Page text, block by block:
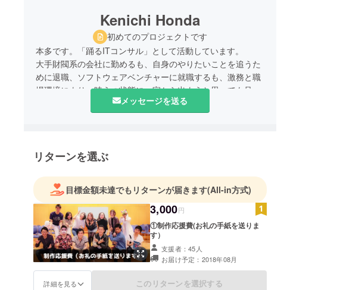
Kenichi Honda
初めてのプロジェクトです
本多です。「踊るITコンサル」として活動しています。
大手財閥系の会社に勤めるも、自身のやりたいことを追うた
めに退職、ソフトウェアベンチャーに就職するも、激務と職
場環境により一時うつ状態に。家から出ようと思っても足が
出ることを拒否する。職場に行けばヒステリーの毎日。地獄
の半年間でした。
という新たな分野のコンサルティングという仕事を見出し、
ず、自らの事業として展開していこうと思っています。
こんな私ですが、IT屋さんであると同時にダンサーでもあり
ます。
大学の時に初めてダンスに出会って以降、20代はダンス一色
の生活をしていました。最初は本当に下手で、なんどもやめ
ようと思いましたが、そのたびに奮起して頑張り、今では振
り付けやインストラクターをするまでに。
メッセージを送る
リターンを選ぶ
目標金額未達でもリターンが届きます(All-in方式)
3,000円
①制作応援費(お礼の手紙を送りま
す）
支援者：45人
お届け予定：2018年08月
詳細を見る このリターンを選択する